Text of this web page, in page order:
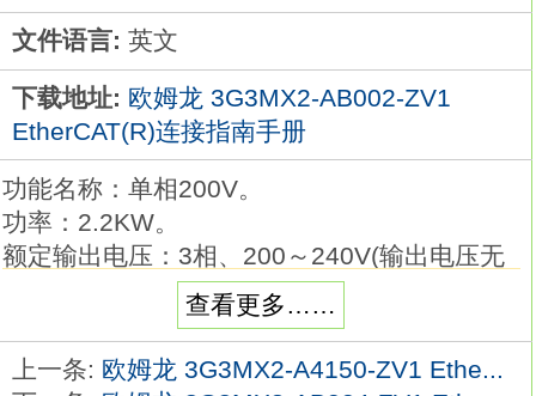
文件语言: 英文
下载地址: 欧姆龙 3G3MX2-AB002-ZV1
EtherCAT(R)连接指南手册
功能名称：单相200V。
功率：2.2KW。
额定输出电压：3相、200～240V(输出电压无
法超过输入电压)。
内置制动单元(制动电阻需另配)。
重量：1.8KG3G3MX2-AB002-ZV1手册。
外形尺寸(宽×高)：108×128mm。
查看更多……
上一条: 欧姆龙 3G3MX2-A4150-ZV1 Ethe...